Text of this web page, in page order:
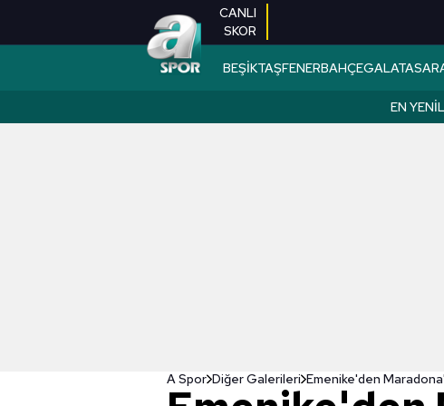
CANLI
SKOR
BEŞİKTAŞFENERBAHÇE
EN
A Spor Diğer Galerileri Emenike'den